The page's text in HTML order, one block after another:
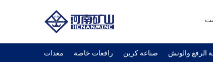
معدات رافعات خاصة صناعة كرين الرفع والونش